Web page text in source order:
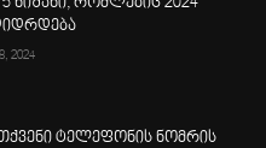
ნიშანი, რომლებიც 2024
2024
ტელეფონის ნომრის